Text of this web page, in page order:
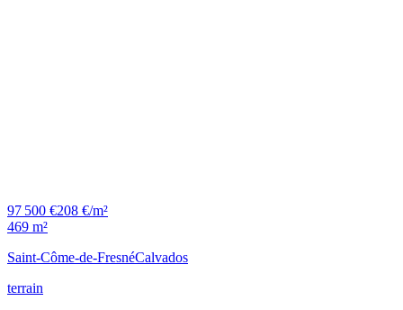
97 500 €208 €/m²
469 m²
Saint-Côme-de-FresnéCalvados
terrain